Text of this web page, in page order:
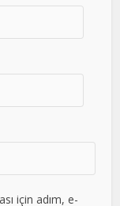
için adım, e-